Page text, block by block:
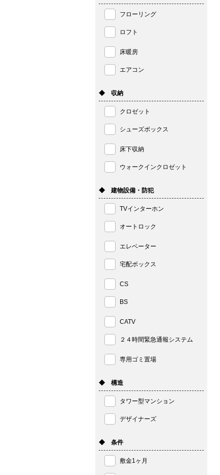
フローリング
ロフト
床暖房
エアコン
◆ 収納
クロゼット
シューズボックス
床下収納
ウォークインクロゼット
◆ 建物設備・防犯
TVインターホン
オートロック
エレベーター
宅配ボックス
CS
BS
CATV
２４時間緊急通報システム
専用ゴミ置場
◆ 構造
タワー型マンション
デザイナーズ
◆ 条件
敷金1ヶ月